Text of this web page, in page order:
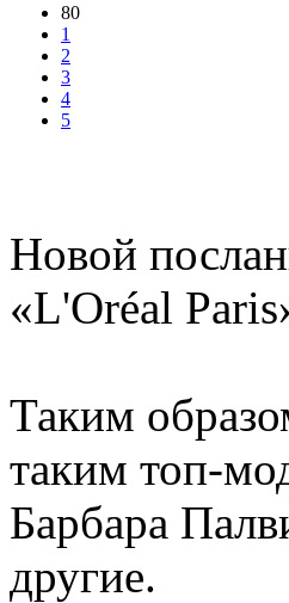
80
1
2
3
4
5
Новой
«L'Oréal
Таким
таким топ-
Барбара
другие.